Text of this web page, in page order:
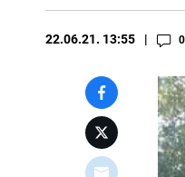
22.06.21. 13:55 0